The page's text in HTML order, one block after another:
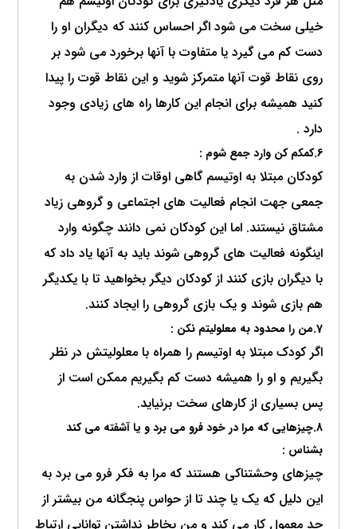
خیلی سخت می شود اگر احساس کنند که دیگران او را
دست کم می گیرد یا متفاوت با آنها برخورد می شود بر
روی نقاط قوت آنها متمرکز شوید و این نقاط قوت را پیدا
کنید همیشه برای انجام این کارها راه های زیادی وجود
دارد .
6.کمکم کن وارد جمع شوم :
کودکان مبتلا به اوتیسم گاهی اوقات از وارد شدن به
جمعی جهت انجام فعالیت های اجتماعی و گروهی زیاد
مشتاق نیستند. اما این کودکان نمی دانند چگونه وارد
اینگونه فعالیت های گروهی شوند باید به آنها یاد داد که
با دیگران بازی کنند از کودکان دیگر بخواهید تا با یکدیگر
هم بازی شوند و یک بازی گروهی را ایجاد کنند.
7.من را محدود به معلولیتم نکن :
اگر کودک مبتلا به اوتیسم را همراه با معلولیتش در نظر
بگیریم و او را همیشه دست کم بگیریم ممکن است از
پس بسیاری از کارهای سخت برنیاید.
8.چیزهایی که مرا در خود فرو می برد و یا آشفته می کند
بشناس :
چیزهای وحشتناکی هستند که مرا به فکر فرو می برد به
این دلیل که یک یا چند تا از حواس پنجگانه من بیشتر از
حد معمول کار می کند و من بخاطر نداشتن توانایی ارتباط